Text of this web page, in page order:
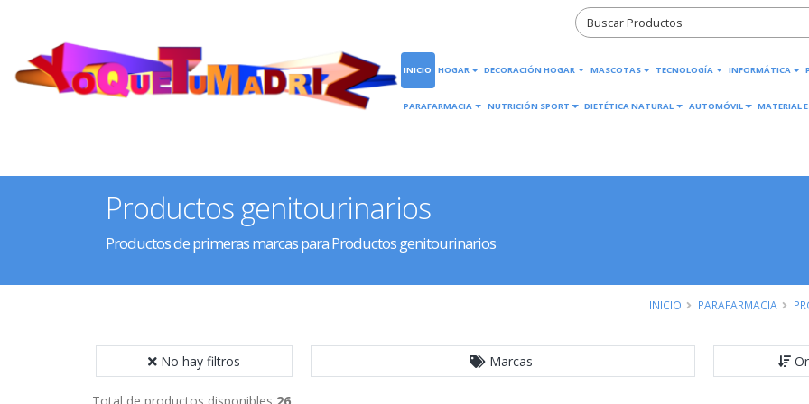
INICIO HOGAR DECORACIÓN HOGAR MASCOTAS TECNOLOGÍA INFORMÁTICA
PARAFARMACIA NUTRICIÓN SPORT DIETÉTICA NATURAL AUTOMÓVIL MATERIAL
Productos genitourinarios
Productos de primeras marcas para Productos genitourinarios
INICIO PARAFARMACIA
No hay filtros Marcas